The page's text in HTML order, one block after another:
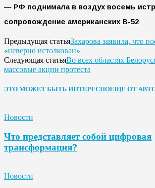
— РФ поднимала в воздух восемь
сопровождение американских B-52
Предыдущая статьяЗахарова заявила, что
«неверно истолкован»
Следующая статьяВо всех областях
массовые акции протеста
ЭТО МОЖЕТ БЫТЬ ИНТЕРЕСНОЕЩЕ ОТ
Новости
Что представляет собой цифровая
трансформация?
Новости